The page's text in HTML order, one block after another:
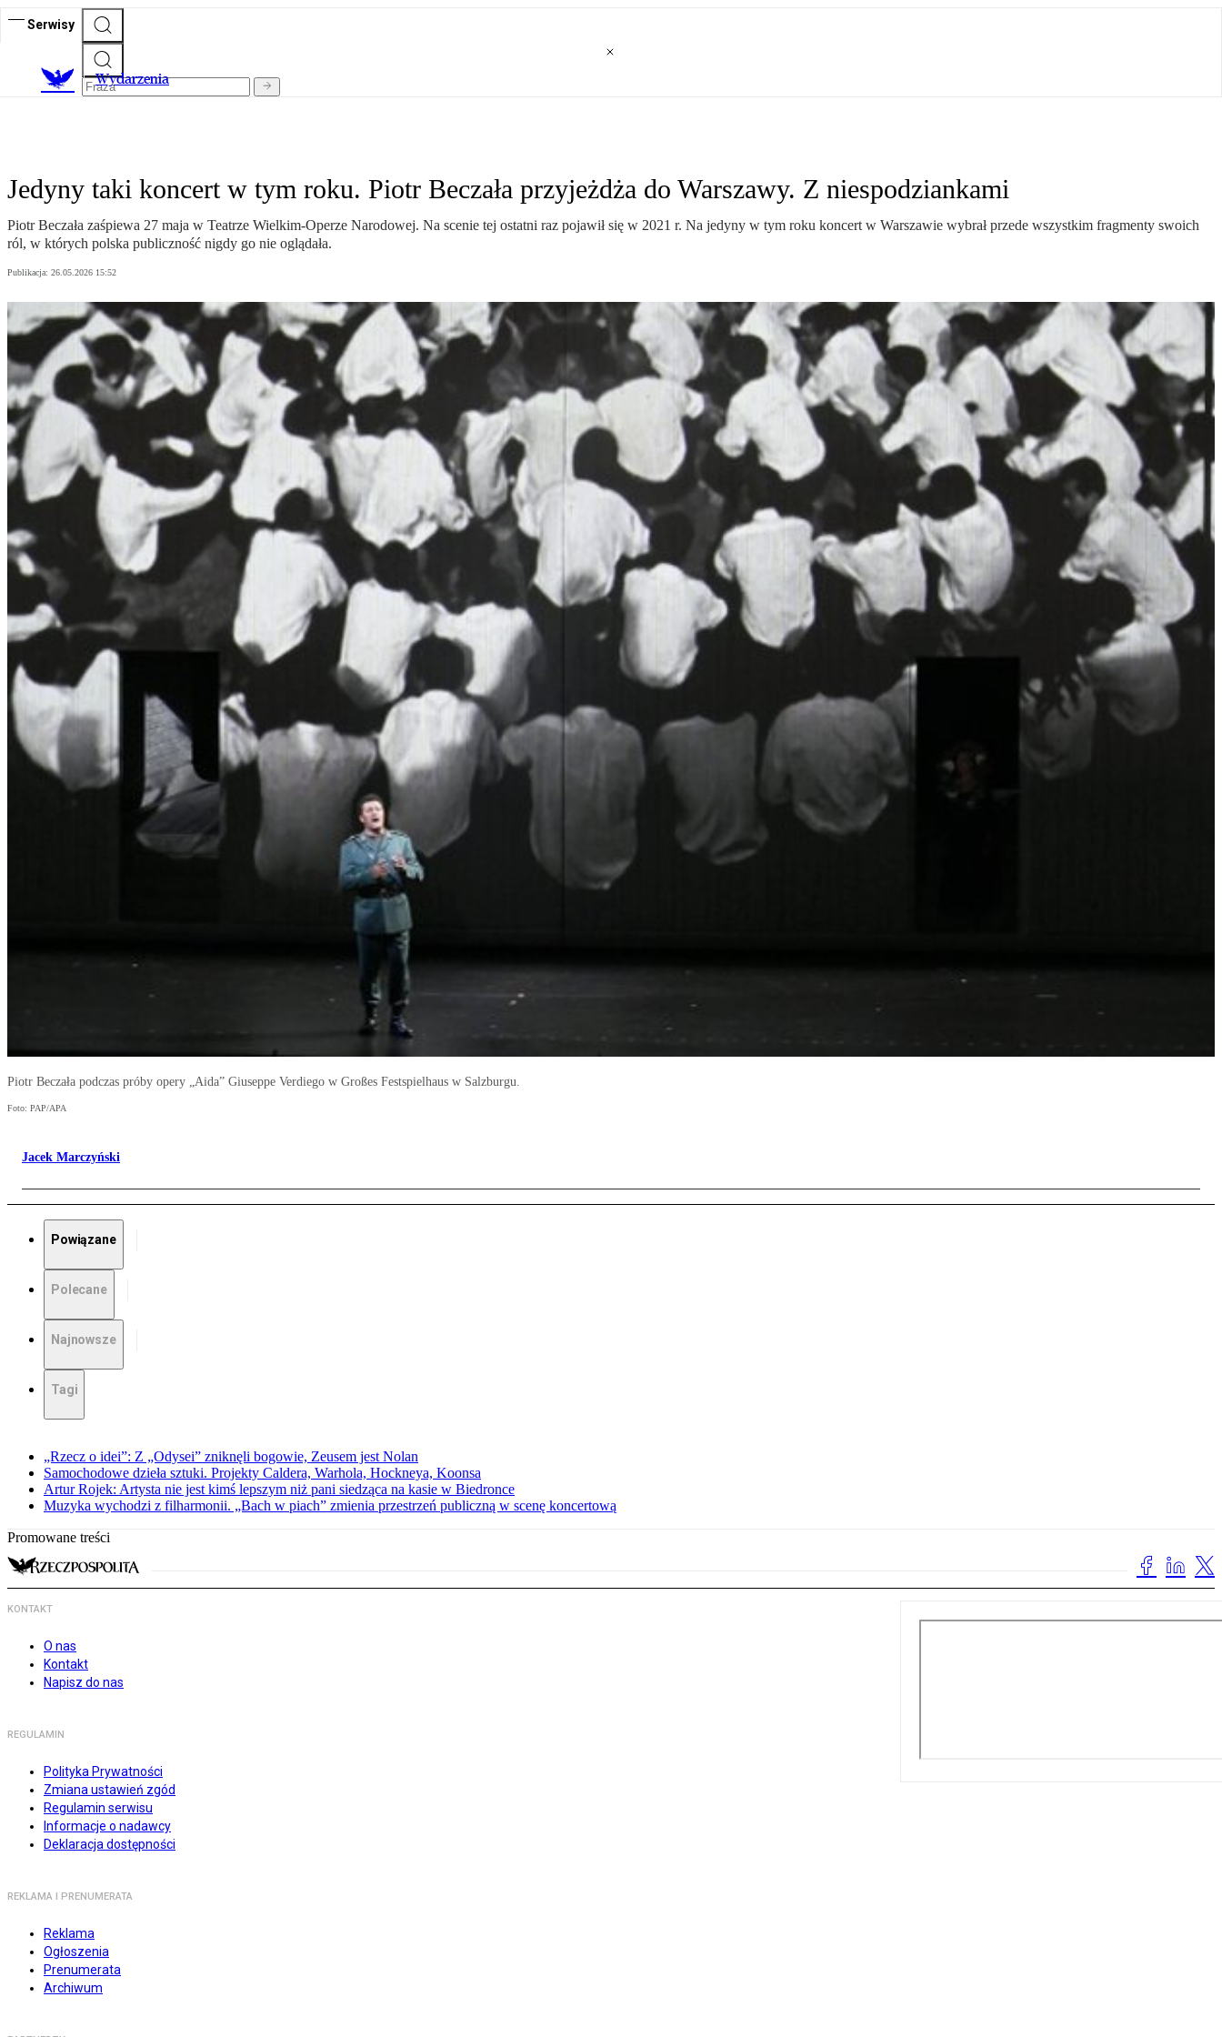
Serwisy
Wydarzenia
Jedyny taki koncert w tym roku. Piotr Beczała przyjeżdża do Warszawy. Z niespodziankami
Piotr Beczała zaśpiewa 27 maja w Teatrze Wielkim-Operze Narodowej. Na scenie tej ostatni raz pojawił się w 2021 r. Na jedyny w tym roku koncert w Warszawie wybrał przede wszystkim fragmenty swoich
ról, w których polska publiczność nigdy go nie oglądała.
Publikacja: 26.05.2026 15:52
Piotr Beczała podczas próby opery „Aida” Giuseppe Verdiego w Großes Festspielhaus w Salzburgu.
Foto: PAP/APA
Jacek Marczyński
Powiązane
Polecane
Najnowsze
Tagi
„Rzecz o idei”: Z „Odysei” zniknęli bogowie, Zeusem jest Nolan
Samochodowe dzieła sztuki. Projekty Caldera, Warhola, Hockneya, Koonsa
Artur Rojek: Artysta nie jest kimś lepszym niż pani siedząca na kasie w Biedronce
Muzyka wychodzi z filharmonii. „Bach w piach” zmienia przestrzeń publiczną w scenę koncertową
Promowane treści
KONTAKT
O nas
Kontakt
Napisz do nas
REGULAMIN
Polityka Prywatności
Zmiana ustawień zgód
Regulamin serwisu
Informacje o nadawcy
Deklaracja dostępności
REKLAMA I PRENUMERATA
Reklama
Ogłoszenia
Prenumerata
Archiwum